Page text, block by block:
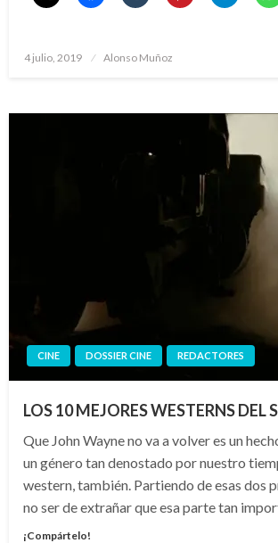
Publicado
4 julio, 2019 Alonso Muñoz
CINE DOSSIER CINE REDACTORES
LOS 10 MEJORES WESTERNS DEL
Que John Wayne no va a volver es un
un género tan denostado por nuestro
western, también. Partiendo de esas dos
no ser de extrañar que esa parte tan
¡Compártelo!